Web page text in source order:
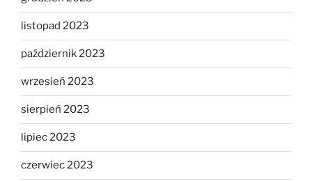
listopad 2023
październik 2023
wrzesień 2023
sierpień 2023
lipiec 2023
czerwiec 2023